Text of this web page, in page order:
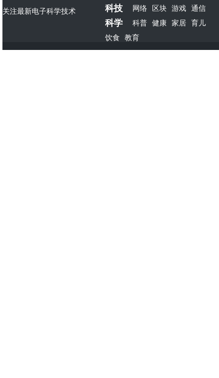
关注最新电子科学技术 科技 网络 区块 游戏 通信
科学 科普 健康 家居 育儿
饮食 教育